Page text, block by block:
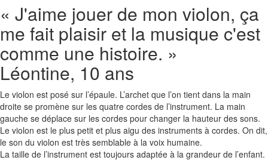
« J'aime jouer de mon violon, ça
me fait plaisir et la musique c'est
comme une histoire. »
Léontine, 10 ans
Le violon est posé sur l’épaule. L’archet que l’on tient dans la main
droite se promène sur les quatre cordes de l’instrument. La main
gauche se déplace sur les cordes pour changer la hauteur des sons.
Le violon est le plus petit et plus aigu des instruments à cordes. On dit,
le son du violon est très semblable à la voix humaine.
La taille de l’instrument est toujours adaptée à la grandeur de l’enfant.